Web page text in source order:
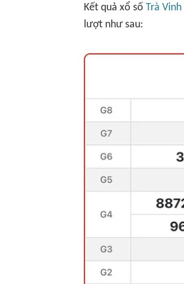
Kết quả xổ số Trà Vinh
lượt như sau: